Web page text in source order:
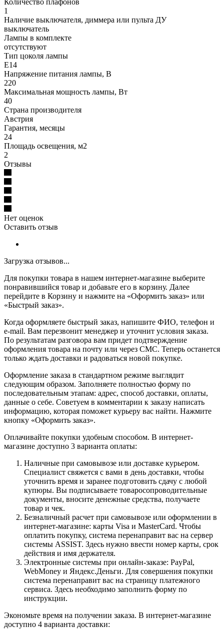
1
Наличие выключателя, диммера или пульта ДУ
выключатель
Лампы в комплекте
отсутствуют
Тип цоколя лампы
E14
Напряжение питания лампы, В
220
Максимальная мощность лампы, Вт
40
Страна производителя
Австрия
Гарантия, месяцы
24
Площадь освещения, м2
2
Отзывы
Нет оценок
Оставить отзыв
Загрузка отзывов...
Для покупки товара в нашем интернет-магазине выберите
понравившийся товар и добавьте его в корзину. Далее
перейдите в Корзину и нажмите на «Оформить заказ» или
«Быстрый заказ».
Когда оформляете быстрый заказ, напишите ФИО, телефон и
e-mail. Вам перезвонит менеджер и уточнит условия заказа.
По результатам разговора вам придет подтверждение
оформления товара на почту или через СМС. Теперь останется
только ждать доставки и радоваться новой покупке.
Оформление заказа в стандартном режиме выглядит
следующим образом. Заполняете полностью форму по
последовательным этапам: адрес, способ доставки, оплаты,
данные о себе. Советуем в комментарии к заказу написать
информацию, которая поможет курьеру вас найти. Нажмите
кнопку «Оформить заказ».
Оплачивайте покупки удобным способом. В интернет-
магазине доступно 3 варианта оплаты:
Наличные при самовывозе или доставке курьером.
Специалист свяжется с вами в день доставки, чтобы
уточнить время и заранее подготовить сдачу с любой
купюры. Вы подписываете товаросопроводительные
документы, вносите денежные средства, получаете
товар и чек.
Безналичный расчет при самовывозе или оформлении в
интернет-магазине: карты Visa и MasterCard. Чтобы
оплатить покупку, система перенаправит вас на сервер
системы ASSIST. Здесь нужно ввести номер карты, срок
действия и имя держателя.
Электронные системы при онлайн-заказе: PayPal,
WebMoney и Яндекс.Деньги. Для совершения покупки
система перенаправит вас на страницу платежного
сервиса. Здесь необходимо заполнить форму по
инструкции.
Экономьте время на получении заказа. В интернет-магазине
доступно 4 варианта доставки: